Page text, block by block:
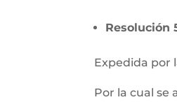
Resolución
Expedida por
Por la cual se